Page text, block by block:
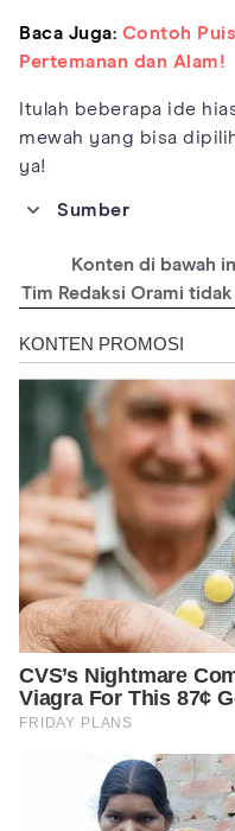
Baca Juga: Contoh
Pertemanan dan Alam!
Itulah beberapa ide
mewah yang bisa
ya!
Sumber
https://
new-school-year
ideas-for-teachers/
Konten di bawah
Tim Redaksi Orami